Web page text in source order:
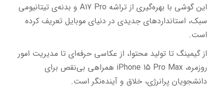
این گوشی با بهره‌گیری از تراشه A17 Pro و بدنه‌ی تیتانیومی
سبک، استانداردهای جدیدی در دنیای موبایل تعریف کرده
است.
از گیمینگ تا تولید محتوا، از عکاسی حرفه‌ای تا مدیریت امور
روزمره، iPhone 15 Pro Max همراهی بی‌نقص برای
دانشجویان پرانرژی، خلاق و آینده‌نگر است.